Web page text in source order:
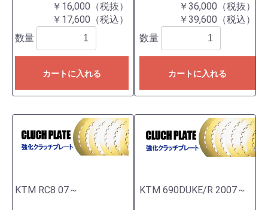
￥16,000（税抜）
￥17,600（税込）
数量
カートに入れる
￥36,000（税抜）
￥39,600（税込）
数量
カートに入れる
KTM RC8 07～ KTM 690DUKE/R 2007～